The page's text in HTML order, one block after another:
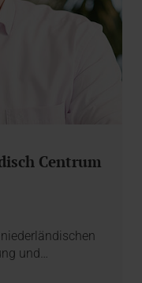
Centrum
und…